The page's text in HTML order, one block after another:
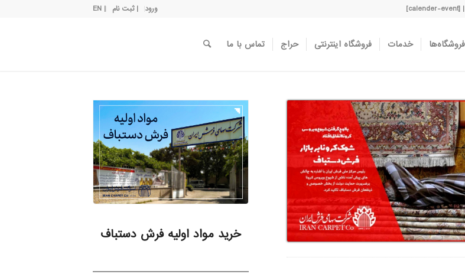
ورود | ثبت نام | EN
فروشگاه‌ها خدمات فروشگاه اینترنتی حراج تماس با ما
خرید مواد اولیه فرش دستباف